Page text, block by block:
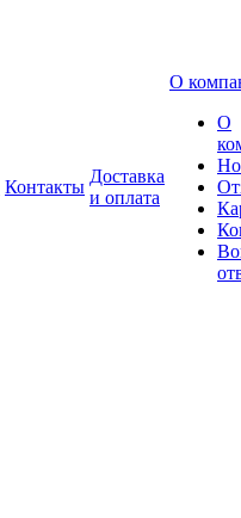
Контакты
Доставка
и оплата
О
О